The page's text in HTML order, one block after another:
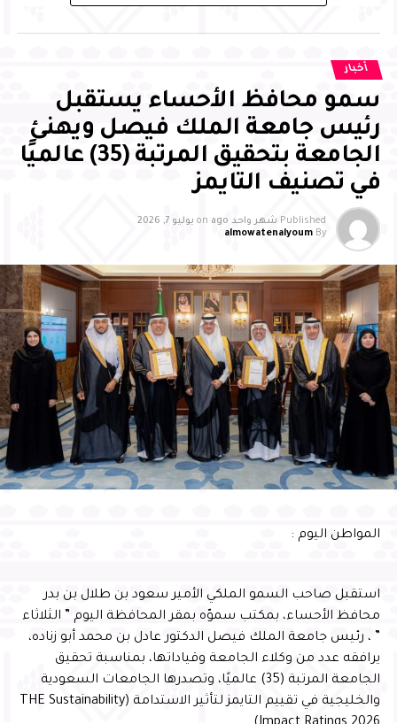
الإسهام بفاعلية في مسيرة التنمية، وتحقيق مستهدفات رؤية
وأشاد سمو محافظ الأحساء بالجهود التي تبذلها جمعية
بصمات لرعاية وتنمية الأيتام بالأحساء، وما تقدمه من مبادرات
وبرامج نوعية أسهمت في تمكين الأيتام علميًا ومهاريًا
واجتماعيًا، وتنمية قدراتهم، وتعزيز ثقتهم بأنفسهم، وإيجاد بيئة
محفزة للإبداع والتميز، مثمنًا دور الشركاء والداعمين والجهات
الحكومية في إنجاح البرنامج، مؤكدًا أن تكامل الجهود بين
القطاع غير الربحي والجهات الحكومية والقطاع الخاص يمثل
ركيزة أساسية لتعظيم الأثر المستدام، وتعزيز المسؤولية
المجتمعية، وتمكين الأجيال الواعدة من الإسهام في بناء
مستقبل الوطن
بها المحافظة في استضافة البرامج الوطنية النوعية، ويؤكد ما
مستهدفات رؤية المملكة 2030
أخبار
سمو محافظ الأحساء يستقبل
رئيس جامعة الملك فيصل ويهنئ
الجامعة بتحقيق المرتبة (35) عالميًا
في تصنيف التايمز
Published شهر واحد ago on يوليو 7, 2026
By
almowatenalyoum
المواطن اليوم :
استقبل صاحب السمو الملكي الأمير سعود بن طلال بن بدر
محافظ الأحساء، بمكتب سموّه بمقر المحافظة اليوم ” الثلاثاء
” ، رئيس جامعة الملك فيصل الدكتور عادل بن محمد أبو زناده،
يرافقه عدد من وكلاء الجامعة وقياداتها، بمناسبة تحقيق
الجامعة المرتبة (35) عالميًا، وتصدرها الجامعات السعودية
والخليجية في تقييم التايمز لتأثير الاستدامة (THE Sustainability